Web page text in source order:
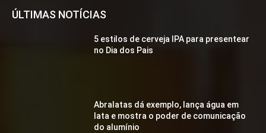
ÚLTIMAS NOTÍCIAS
5 estilos de cerveja IPA para presentear
no Dia dos Pais
Abralatas dá exemplo, lança água em
lata e mostra o poder de comunicação
do alumínio